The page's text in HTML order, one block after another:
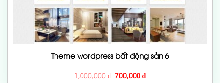
Theme wordpress bất động sản 6
1,000,000₫ Giá
gốc
700,000₫Giá
hiện